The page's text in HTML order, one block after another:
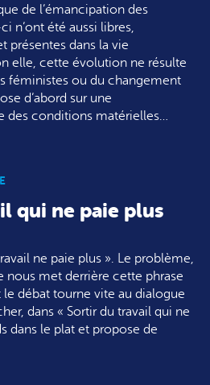
de l’émancipation des
n’ont été aussi libres,
présentes dans la vie
elle, cette évolution ne résulte
féministes ou du changement
d’abord sur une
des conditions matérielles…
qui ne paie plus
ne paie plus ». Le problème,
nous met derrière cette phrase
débat tourne vite au dialogue
dans « Sortir du travail qui ne
dans le plat et propose de